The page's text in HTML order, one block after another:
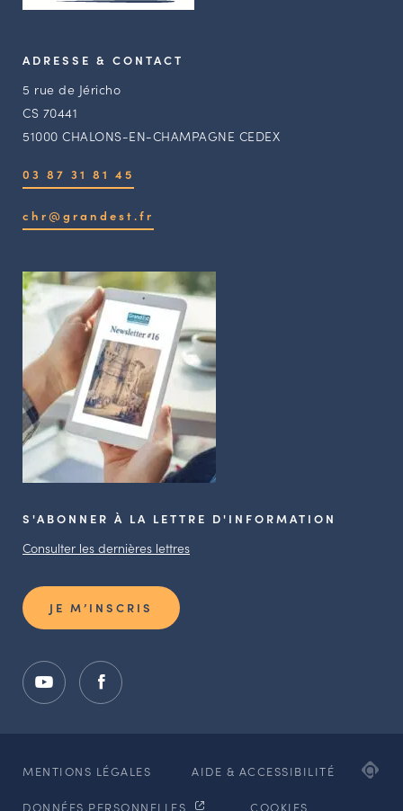
ADRESSE & CONTACT
5 rue de Jéricho
CS 70441
51000 CHALONS-EN-CHAMPAGNE CEDEX
03 87 31 81 45
chr@grandest.fr
S'ABONNER À LA LETTRE D'INFORMATION
Consulter les dernières lettres
JE M’INSCRIS
MENTIONS LÉGALES AIDE & ACCESSIBILITÉ
DONNÉES PERSONNELLES COOKIES